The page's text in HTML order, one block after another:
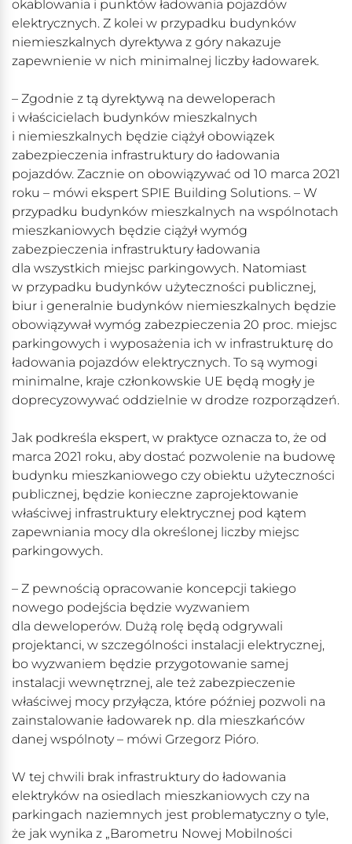
okablowania i punktów ładowania pojazdów
elektrycznych. Z kolei w przypadku budynków
niemieszkalnych dyrektywa z góry nakazuje
zapewnienie w nich minimalnej liczby ładowarek.
– Zgodnie z tą dyrektywą na deweloperach
i właścicielach budynków mieszkalnych
i niemieszkalnych będzie ciążył obowiązek
zabezpieczenia infrastruktury do ładowania
pojazdów. Zacznie on obowiązywać od 10 marca 2021
roku – mówi ekspert SPIE Building Solutions. – W
przypadku budynków mieszkalnych na wspólnotach
mieszkaniowych będzie ciążył wymóg
zabezpieczenia infrastruktury ładowania
dla wszystkich miejsc parkingowych. Natomiast
w przypadku budynków użyteczności publicznej,
biur i generalnie budynków niemieszkalnych będzie
obowiązywał wymóg zabezpieczenia 20 proc. miejsc
parkingowych i wyposażenia ich w infrastrukturę do
ładowania pojazdów elektrycznych. To są wymogi
minimalne, kraje członkowskie UE będą mogły je
doprecyzowywać oddzielnie w drodze rozporządzeń.
Jak podkreśla ekspert, w praktyce oznacza to, że od
marca 2021 roku, aby dostać pozwolenie na budowę
budynku mieszkaniowego czy obiektu użyteczności
publicznej, będzie konieczne zaprojektowanie
właściwej infrastruktury elektrycznej pod kątem
zapewniania mocy dla określonej liczby miejsc
parkingowych.
– Z pewnością opracowanie koncepcji takiego
nowego podejścia będzie wyzwaniem
dla deweloperów. Dużą rolę będą odgrywali
projektanci, w szczególności instalacji elektrycznej,
bo wyzwaniem będzie przygotowanie samej
instalacji wewnętrznej, ale też zabezpieczenie
właściwej mocy przyłącza, które później pozwoli na
zainstalowanie ładowarek np. dla mieszkańców
danej wspólnoty – mówi Grzegorz Pióro.
W tej chwili brak infrastruktury do ładowania
elektryków na osiedlach mieszkaniowych czy na
parkingach naziemnych jest problematyczny o tyle,
że jak wynika z „Barometru Nowej Mobilności